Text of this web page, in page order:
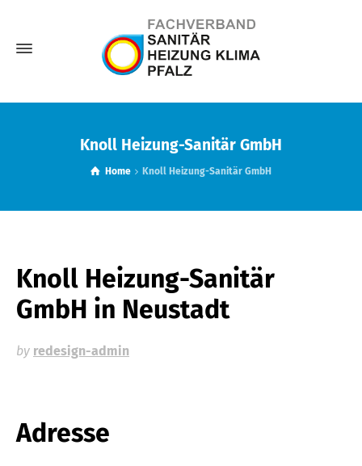
Knoll Heizung-Sanitär GmbH
Home Knoll Heizung-Sanitär GmbH
Knoll Heizung-Sanitär
GmbH in Neustadt
by redesign-admin
Adresse